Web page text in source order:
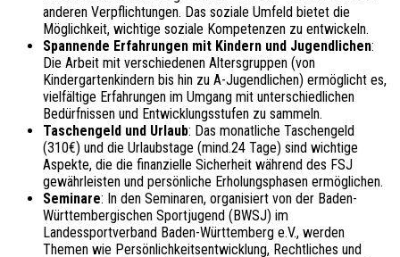
anderen Verpflichtungen. Das soziale Umfeld bietet die
Möglichkeit, wichtige soziale Kompetenzen zu entwickeln.
Spannende Erfahrungen mit Kindern und Jugendlichen:
Die Arbeit mit verschiedenen Altersgruppen (von
Kindergartenkindern bis hin zu A-Jugendlichen) ermöglicht es,
vielfältige Erfahrungen im Umgang mit unterschiedlichen
Bedürfnissen und Entwicklungsstufen zu sammeln.
Taschengeld und Urlaub: Das monatliche Taschengeld
(310€) und die Urlaubstage (mind.24 Tage) sind wichtige
Aspekte, die die finanzielle Sicherheit während des FSJ
gewährleisten und persönliche Erholungsphasen ermöglichen.
Seminare: In den Seminaren, organisiert von der Baden-
Württembergischen Sportjugend (BWSJ) im
Landessportverband Baden-Württemberg e.V., werden
Themen wie Persönlichkeitsentwicklung, Rechtliches und